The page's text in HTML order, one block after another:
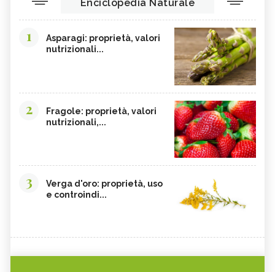
Enciclopedia Naturale
1
Asparagi: proprietà, valori
nutrizionali...
2
Fragole: proprietà, valori
nutrizionali,...
3
Verga d'oro: proprietà, uso
e controindi...